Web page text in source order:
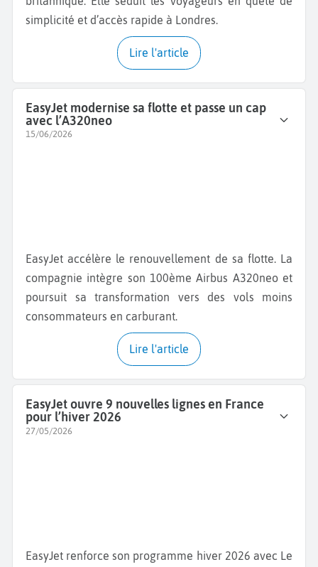
simplicité et d’accès rapide à Londres.
Lire l'article
EasyJet modernise sa flotte et passe un cap
avec l’A320neo
15/06/2026
EasyJet accélère le renouvellement de sa flotte. La
compagnie intègre son 100ème Airbus A320neo et
poursuit sa transformation vers des vols moins
consommateurs en carburant.
Lire l'article
EasyJet ouvre 9 nouvelles lignes en France
pour l’hiver 2026
27/05/2026
EasyJet renforce son programme hiver 2026 avec Le